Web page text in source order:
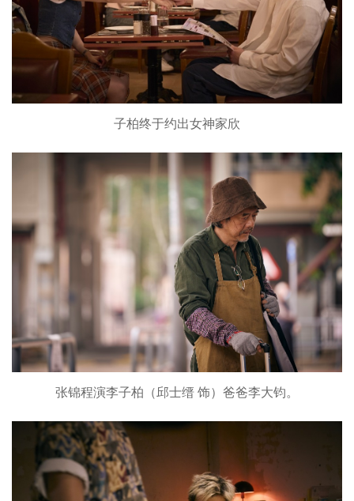
子柏终于约出女神家欣
张锦程演李子柏（邱士缙 饰）爸爸李大钧。